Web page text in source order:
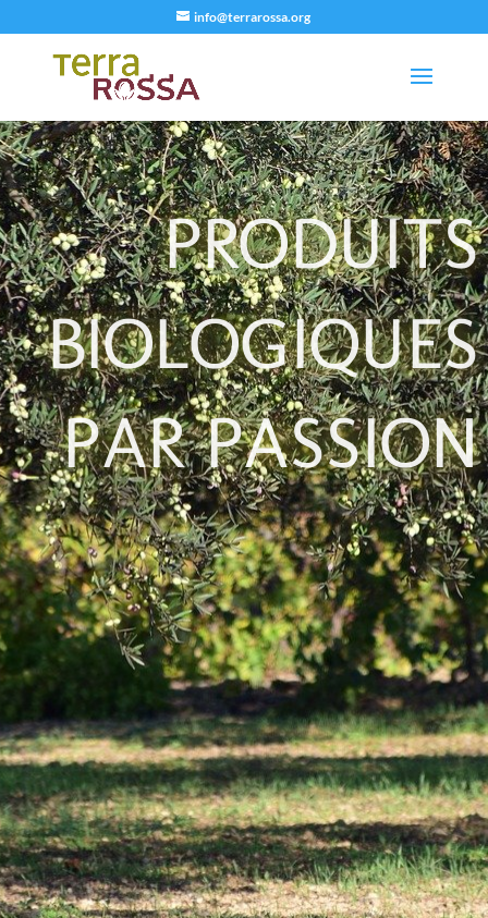
info@terrarossa.org
PRODUITS
BIOLOGIQUES
PAR PASSION